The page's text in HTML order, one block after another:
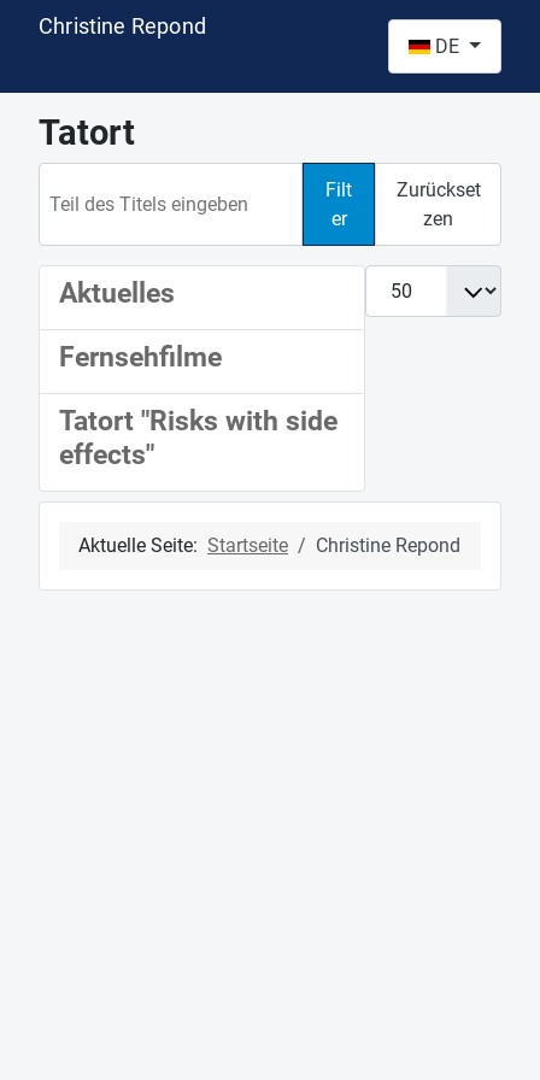
Christine Repond
DE
Tatort
Filt
er
Zurückset
zen
Anzeige #
Aktuelles
Fernsehfilme
Tatort "Risks with side
effects"
Aktuelle Seite: Startseite Christine Repond